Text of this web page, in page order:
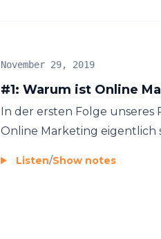
#1: Warum ist Online
November 29, 2019
In der ersten Folge
Online Marketing eigentlich
Listen/Show notes